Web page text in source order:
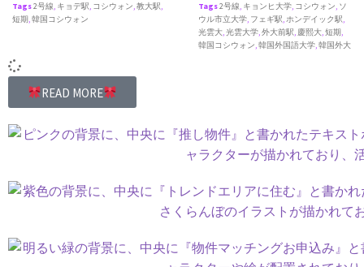
Tags2号線, キョデ駅, コシウォン,教大駅,
短期,韓国コシウォン
Tags2号線, キョンヒ大学, コシウォン, ソ
ウル市立大学, フェギ駅,ホンデイック駅,
光雲大,光雲大学,外大前駅, 慶熙大,短期,
韓国コシウォン,韓国外国語大学,韓国外大
READ MORE